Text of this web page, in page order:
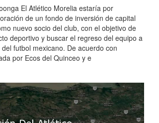
El Atlético Morelia estaría por
de un fondo de inversión de capital
nuevo socio del club, con el objetivo de
deportivo y buscar el regreso del equipo a
futbol mexicano. De acuerdo con
por Ecos del Quinceo y e